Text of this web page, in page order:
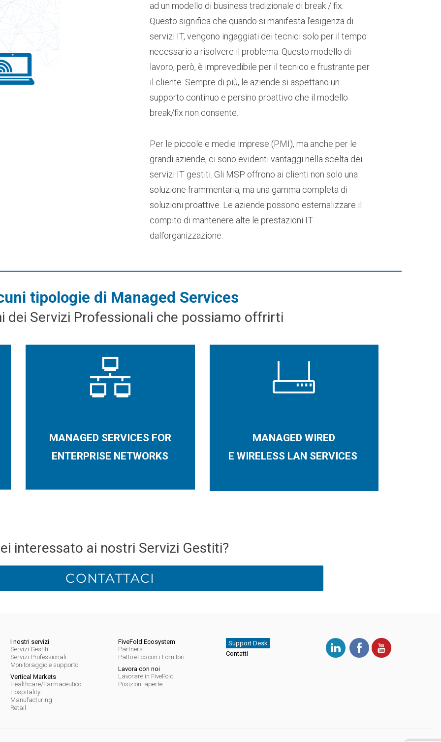
ad un modello di business tradizionale di break / fix.
Questo significa che quando si manifesta l’esigenza di
servizi IT, vengono ingaggiati dei tecnici solo per il tempo
necessario a risolvere il problema. Questo modello di
lavoro, però, è imprevedibile per il tecnico e frustrante per
il cliente. Sempre di più, le aziende si aspettano un
supporto continuo e persino proattivo che il modello
break/fix non consente.
Per le piccole e medie imprese (PMI), ma anche per le
grandi aziende, ci sono evidenti vantaggi nella scelta dei
servizi IT gestiti. Gli MSP offrono ai clienti non solo una
soluzione frammentaria, ma una gamma completa di
soluzioni proattive. Le aziende possono esternalizzare il
compito di mantenere alte le prestazioni IT
dall’organizzazione.
tipologie di Managed Services
dei Servizi Professionali che possiamo offrirti
MANAGED SERVICES FOR
ENTERPRISE NETWORKS
MANAGED WIRED
E WIRELESS LAN SERVICES
interessato ai nostri Servizi Gestiti?
CONTATTACI
I nostri servizi
Servizi Gestiti
Servizi Professionali
Monitoraggio e supporto
Vertical Markets
Healthcare/Farmaceutico
Hospitality
Manufacturing
Retail
FiveFold Ecosystem
Partners
Patto etico con i Fornitori
Lavora con noi
Lavorare in FiveFold
Posizioni aperte
Support Desk
Contatti